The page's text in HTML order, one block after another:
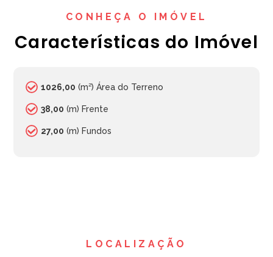
CONHEÇA O IMÓVEL
Características do Imóvel
1026,00 (m²) Área do Terreno
38,00 (m) Frente
27,00 (m) Fundos
LOCALIZAÇÃO